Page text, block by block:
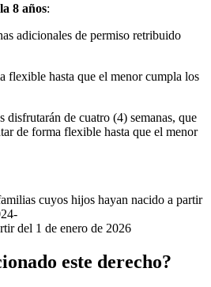
8 años:
adicionales de permiso retribuido
flexible hasta que el menor cumpla los
disfrutarán de cuatro (4) semanas, que
de forma flexible hasta que el menor
cuyos hijos hayan nacido a partir
del 1 de enero de 2026
este derecho?